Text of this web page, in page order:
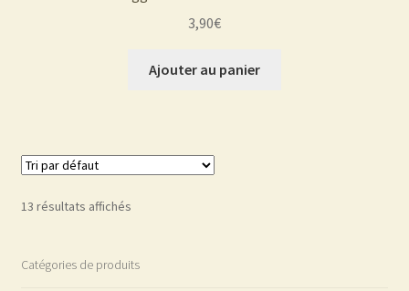
3,90€
Ajouter au panier
13 résultats affichés
Catégories de produits